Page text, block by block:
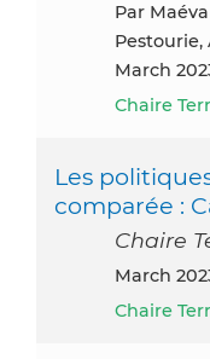
par Maéva Nadal, Caroline Saissi, Anaëlle
Pestourie,
March
Chaire
Les
comparée :
Chaire
March
Chaire